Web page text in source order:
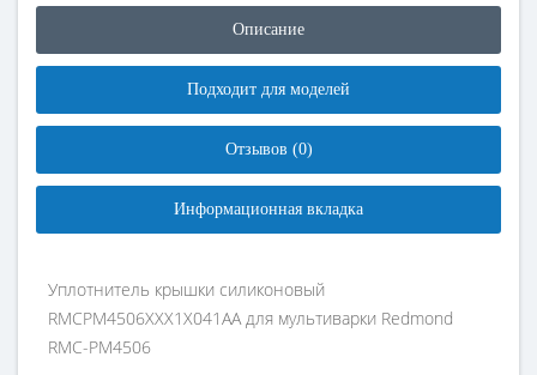
Описание
Подходит для моделей
Отзывов (0)
Информационная вкладка
Уплотнитель крышки силиконовый
RMCPM4506XXX1X041AA для мультиварки Redmond
RMC-PM4506